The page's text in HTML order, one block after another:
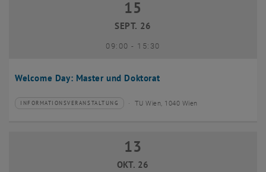
Welcome Day: Master und Doktorat
15 September 2026
15
SEPT. 26
09:00- bis
15:30
Veranstaltungstyp:
INFORMATIONSVERANSTALTUNG
Veranstaltungsort: TU Wien, 1040 Wien
13 Oktober 2026
13
OKT. 26